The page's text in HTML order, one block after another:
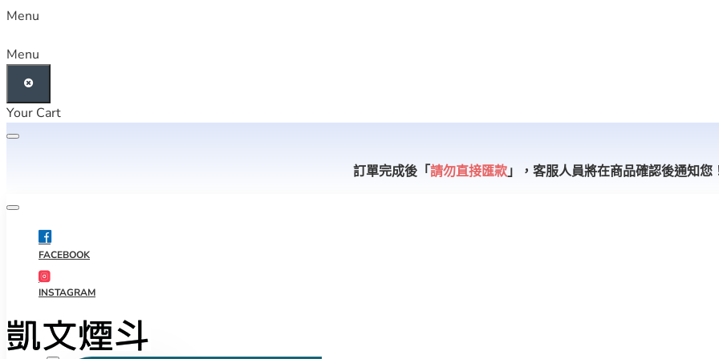
Menu
Menu
Your Cart
訂單完成後「請勿直接匯款 」， 客服人員將在商品確認後通知您
FACEBOOK
INSTAGRAM